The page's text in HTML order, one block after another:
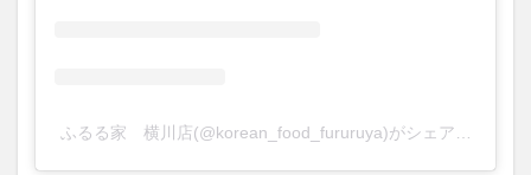
ふるる家 横川店(@korean_food_fururuya)がシェアした投稿